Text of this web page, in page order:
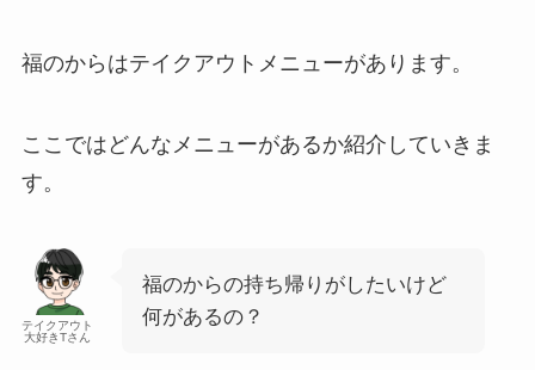
福のからはテイクアウトメニューがあります。
ここではどんなメニューがあるか紹介していきま
す。
テイクアウト
大好きTさん
福のからの持ち帰りがしたいけど
何があるの？